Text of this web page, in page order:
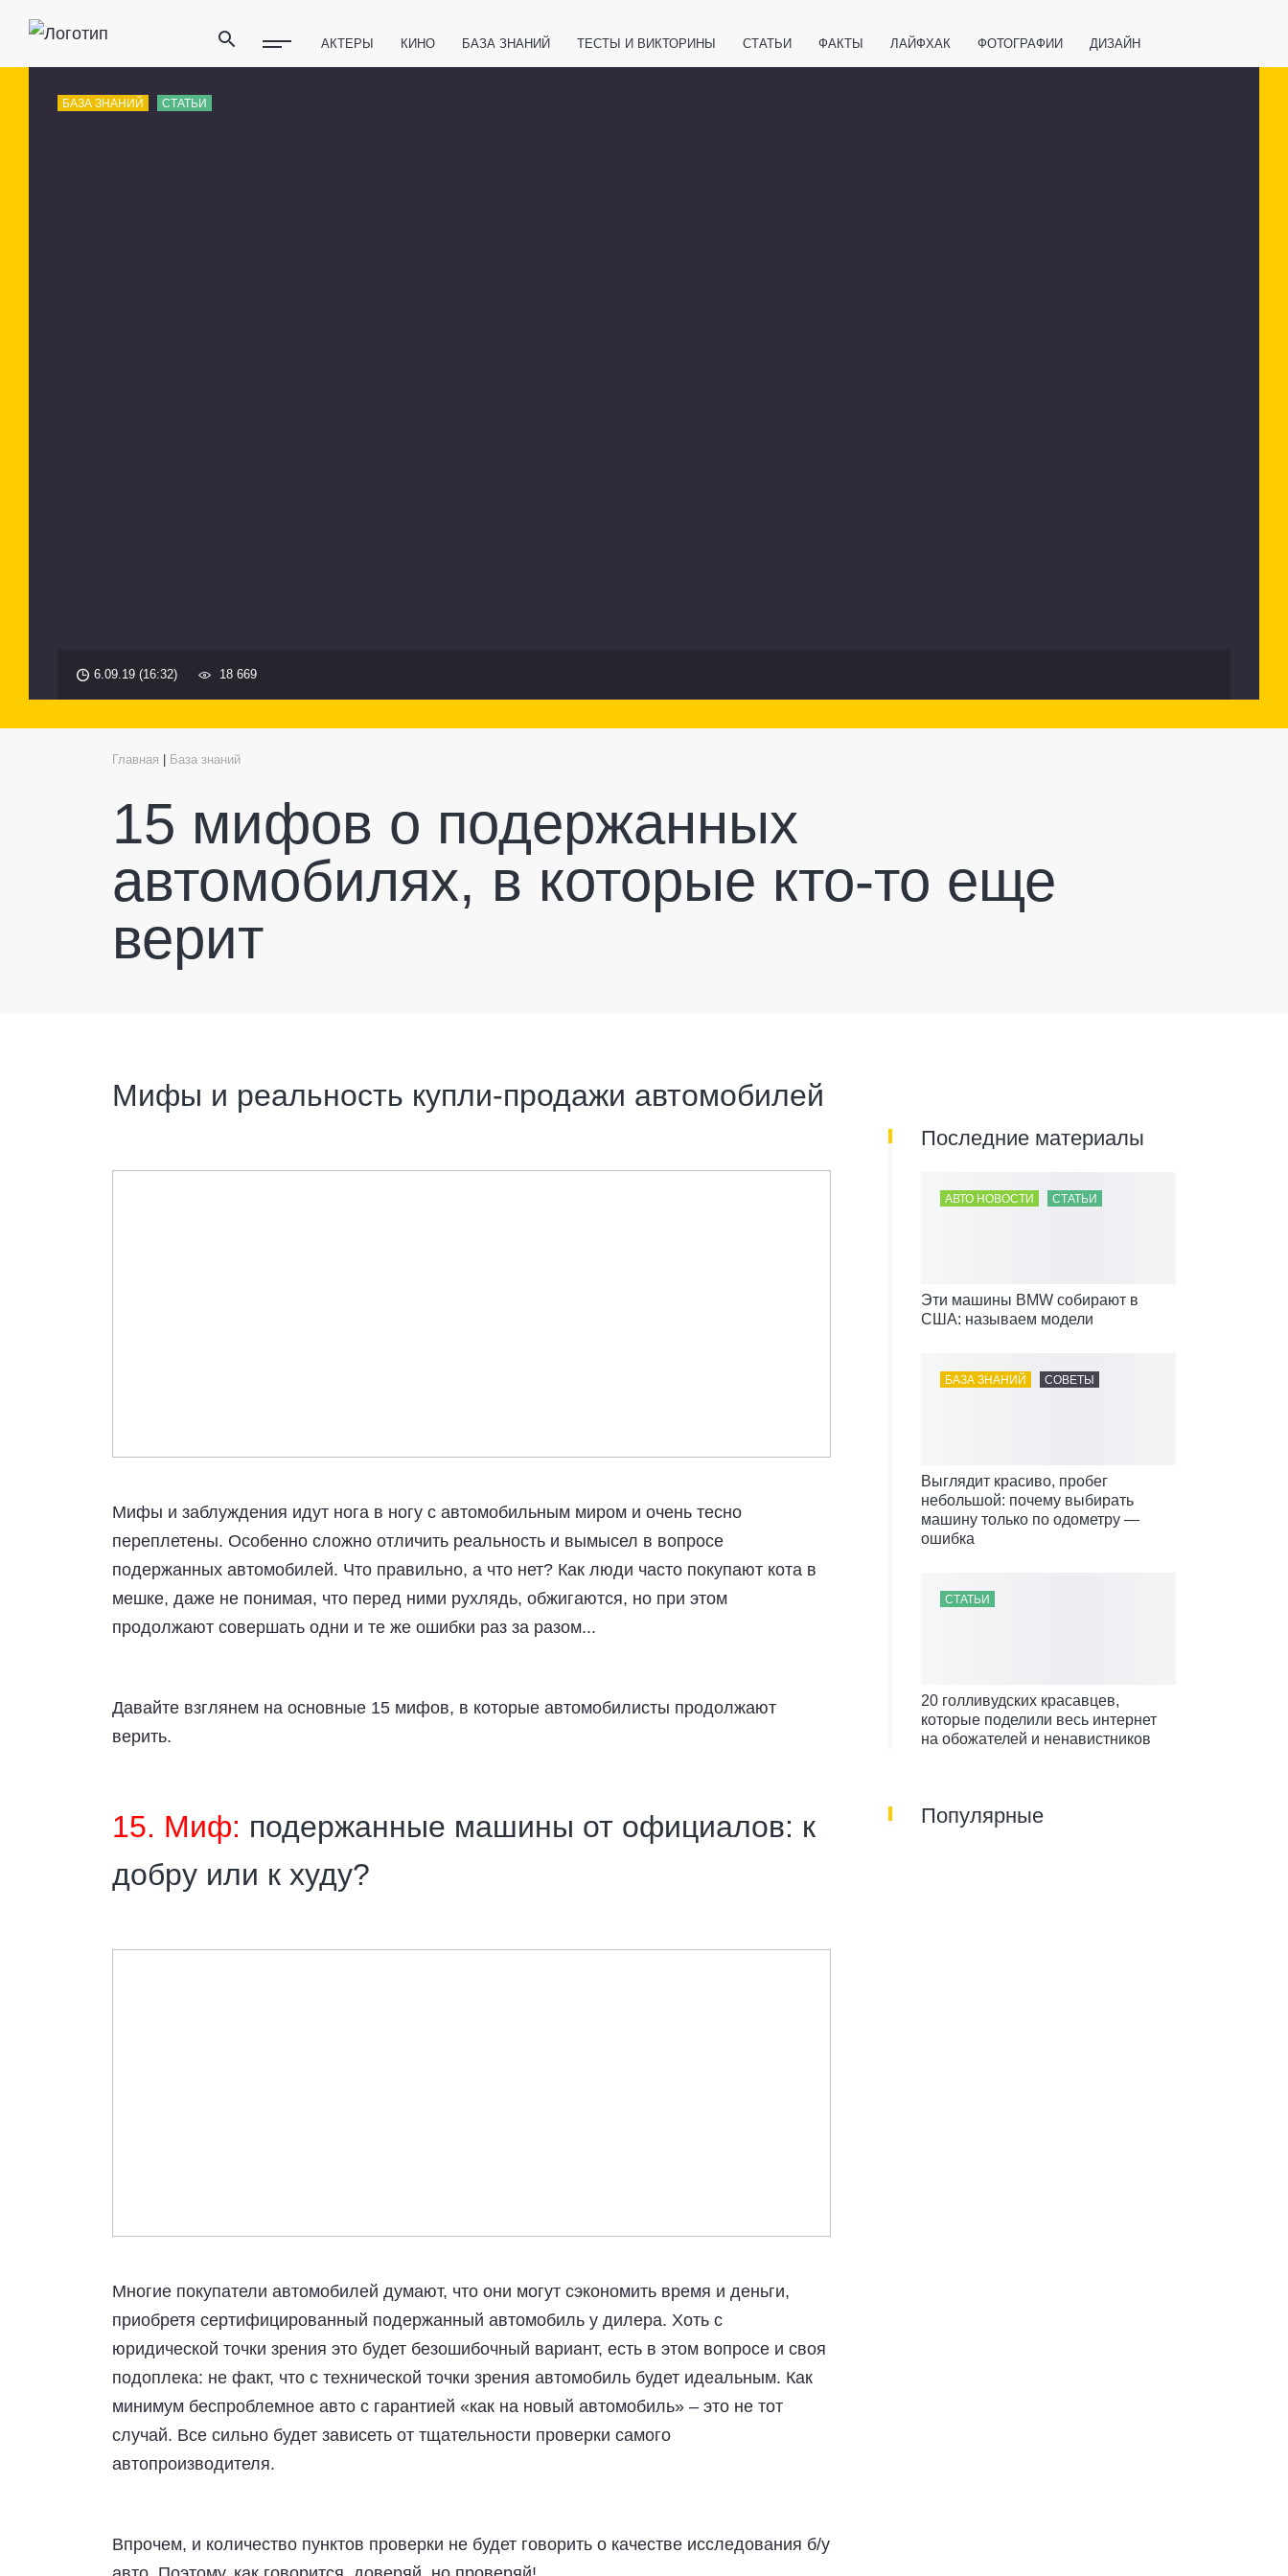
АКТЕРЫ КИНО БАЗА ЗНАНИЙ ТЕСТЫ И ВИКТОРИНЫ СТАТЬИ ФАКТЫ ЛАЙФХАК ФОТОГРАФИИ ДИЗАЙН
БАЗА ЗНАНИЙ СТАТЬИ
6.09.19 (16:32) 18 669
Главная База знаний
15 мифов о подержанных
автомобилях, в которые кто-то еще
верит
Мифы и реальность купли-продажи автомобилей
Мифы и заблуждения идут нога в ногу с автомобильным миром и очень тесно
переплетены. Особенно сложно отличить реальность и вымысел в вопросе
подержанных автомобилей. Что правильно, а что нет? Как люди часто покупают кота в
мешке, даже не понимая, что перед ними рухлядь, обжигаются, но при этом
продолжают совершать одни и те же ошибки раз за разом...
Давайте взглянем на основные 15 мифов, в которые автомобилисты продолжают
верить.
15. Миф: подержанные машины от официалов: к
добру или к худу?
Многие покупатели автомобилей думают, что они могут сэкономить время и деньги,
приобретя сертифицированный подержанный автомобиль у дилера. Хоть с
юридической точки зрения это будет безошибочный вариант, есть в этом вопросе и своя
подоплека: не факт, что с технической точки зрения автомобиль будет идеальным. Как
минимум беспроблемное авто с гарантией «как на новый автомобиль» – это не тот
случай. Все сильно будет зависеть от тщательности проверки самого
автопроизводителя.
Впрочем, и количество пунктов проверки не будет говорить о качестве исследования б/у
Последние материалы
АВТО НОВОСТИ СТАТЬИ
Эти машины BMW собирают в
США: называем модели
БАЗА ЗНАНИЙ СОВЕТЫ
Выглядит красиво, пробег
небольшой: почему выбирать
машину только по одометру —
ошибка
СТАТЬИ
20 голливудских красавцев,
которые поделили весь интернет
на обожателей и ненавистников
Популярные